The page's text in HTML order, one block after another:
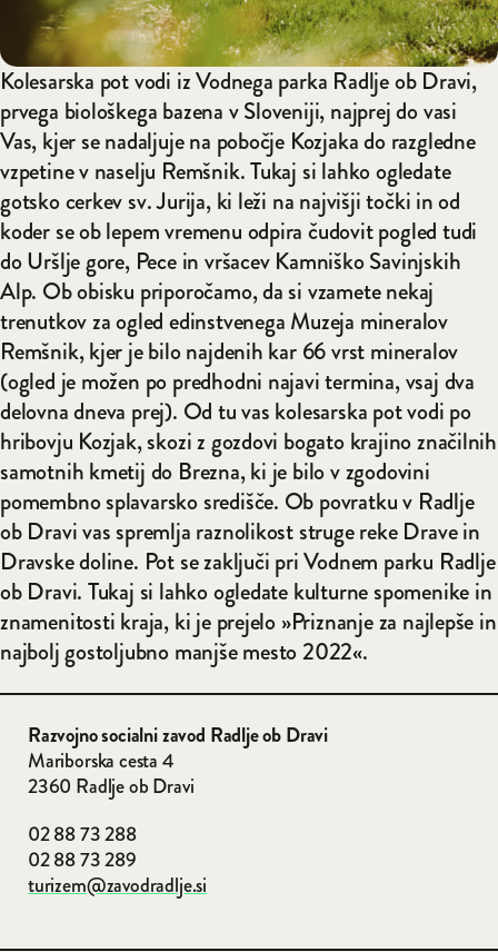
Kolesarska pot vodi iz Vodnega parka Radlje ob Dravi,
prvega biološkega bazena v Sloveniji, najprej do vasi
Vas, kjer se nadaljuje na pobočje Kozjaka do razgledne
vzpetine v naselju Remšnik. Tukaj si lahko ogledate
gotsko cerkev sv. Jurija, ki leži na najvišji točki in od
koder se ob lepem vremenu odpira čudovit pogled tudi
do Uršlje gore, Pece in vršacev Kamniško Savinjskih
Alp. Ob obisku priporočamo, da si vzamete nekaj
trenutkov za ogled edinstvenega Muzeja mineralov
Remšnik, kjer je bilo najdenih kar 66 vrst mineralov
(ogled je možen po predhodni najavi termina, vsaj dva
delovna dneva prej). Od tu vas kolesarska pot vodi po
hribovju Kozjak, skozi z gozdovi bogato krajino značilnih
samotnih kmetij do Brezna, ki je bilo v zgodovini
pomembno splavarsko središče. Ob povratku v Radlje
ob Dravi vas spremlja raznolikost struge reke Drave in
Dravske doline. Pot se zaključi pri Vodnem parku Radlje
ob Dravi. Tukaj si lahko ogledate kulturne spomenike in
znamenitosti kraja, ki je prejelo »Priznanje za najlepše in
najbolj gostoljubno manjše mesto 2022«.
Razvojno socialni zavod Radlje ob Dravi
Mariborska cesta 4
2360 Radlje ob Dravi
02 88 73 288
02 88 73 289
turizem@zavodradlje.si